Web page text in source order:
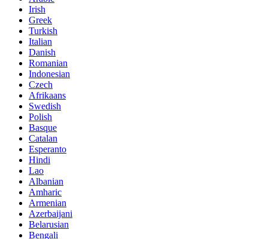
Irish
Greek
Turkish
Italian
Danish
Romanian
Indonesian
Czech
Afrikaans
Swedish
Polish
Basque
Catalan
Esperanto
Hindi
Lao
Albanian
Amharic
Armenian
Azerbaijani
Belarusian
Bengali